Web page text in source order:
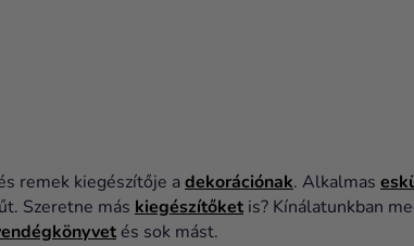
remek kiegészítője adekorációnak. Alkalmas
Szeretne más kiegészítőket is? Kínálatunkban
és sok mást.